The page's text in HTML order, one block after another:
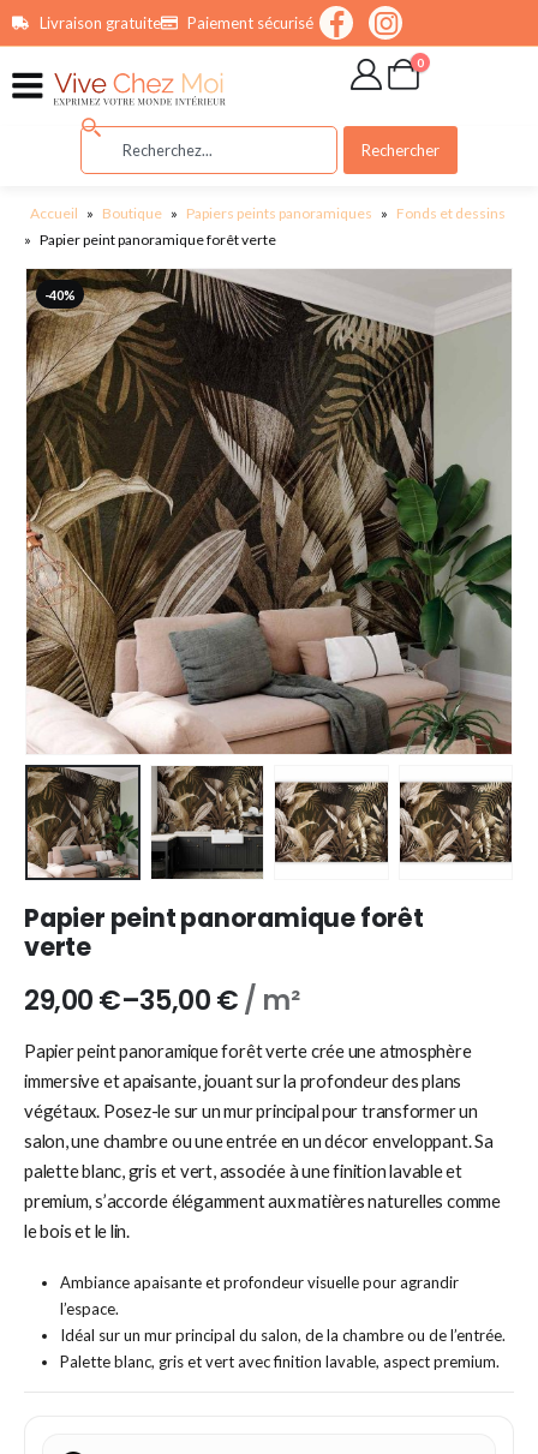
principalLivraison gratuite Paiement sécurisé
0
Rechercher
Accueil » Boutique » Papiers peints panoramiques » Fonds et dessins
» Papier peint panoramique forêt verte
-40%
Papier peint panoramique forêt
verte
29,00€–35,00€/ m²
Papier peint panoramique forêt verte crée une atmosphère
immersive et apaisante, jouant sur la profondeur des plans
végétaux. Posez-le sur un mur principal pour transformer un
salon, une chambre ou une entrée en un décor enveloppant. Sa
palette blanc, gris et vert, associée à une finition lavable et
premium, s’accorde élégamment aux matières naturelles comme
le bois et le lin.
Ambiance apaisante et profondeur visuelle pour agrandir
l’espace.
Idéal sur un mur principal du salon, de la chambre ou de l’entrée.
Palette blanc, gris et vert avec finition lavable, aspect premium.